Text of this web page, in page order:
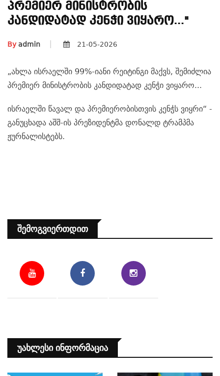
Პრემიერ Მინისტრობის
Კანდიდატად Კენჭი Ვიყარო..."
Byadmin 21-05-2026
„ახლა ისრაელში 99%-იანი რეიტინგი მაქვს, შემიძლია
პრემიერ მინისტრობის კანდიდატად კენჭი ვიყარო...
ისრაელში წავალ და პრემიერობისთვის კენჭს ვიყრი“ -
განუცხადა აშშ-ის პრეზიდენტმა დონალდ ტრამპმა
ჟურნალისტებს.
Შემოგვიერთდით
Უახლესი Ინფორმაცია